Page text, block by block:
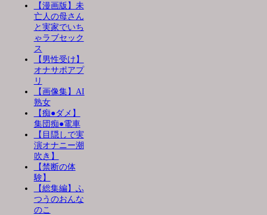
【漫画版】未
亡人の母さん
と実家でいち
ゃラブセック
ス
【男性受け】
オナサポアプ
リ
【画像集】AI
熟女
【痴●ダメ】
集団痴●電車
【目隠しで実
演オナニー潮
吹き】
【禁断の体
験】
【総集編】ふ
つうのおんな
のこ